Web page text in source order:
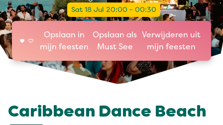
Sat 18 Jul 20:00 - 00:30
Opslaan in
mijn feesten
Opslaan als
Must See
Verwijderen uit
mijn feesten
Caribbean Dance Beach